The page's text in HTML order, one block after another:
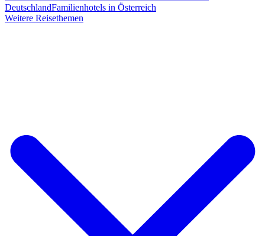
DeutschlandFamilienhotels in Österreich
Weitere Reisethemen